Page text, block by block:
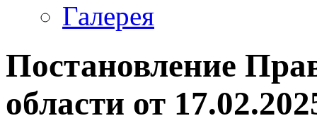
Галерея
Постановление
области от